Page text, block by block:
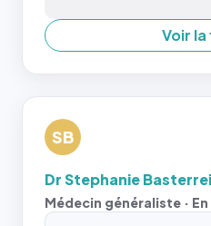
Voir la
SB
Dr Stephanie
Médecin généraliste ·